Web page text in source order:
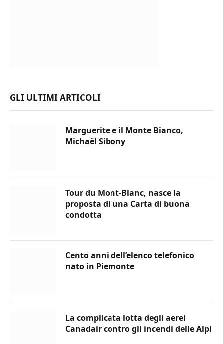
GLI ULTIMI ARTICOLI
Marguerite e il Monte Bianco,
Michaël Sibony
Tour du Mont-Blanc, nasce la
proposta di una Carta di buona
condotta
Cento anni dell’elenco telefonico
nato in Piemonte
La complicata lotta degli aerei
Canadair contro gli incendi delle Alpi